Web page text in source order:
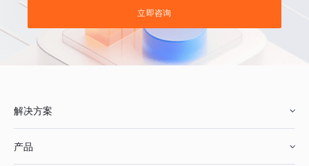
立即咨询
解决方案
产品